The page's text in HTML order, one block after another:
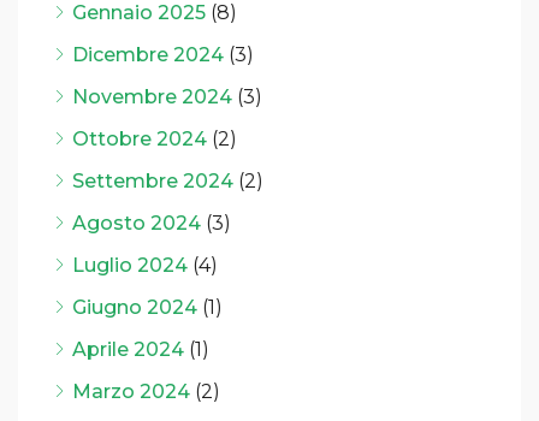
Gennaio 2025 (8)
Dicembre 2024 (3)
Novembre 2024 (3)
Ottobre 2024 (2)
Settembre 2024 (2)
Agosto 2024 (3)
Luglio 2024 (4)
Giugno 2024 (1)
Aprile 2024 (1)
Marzo 2024 (2)